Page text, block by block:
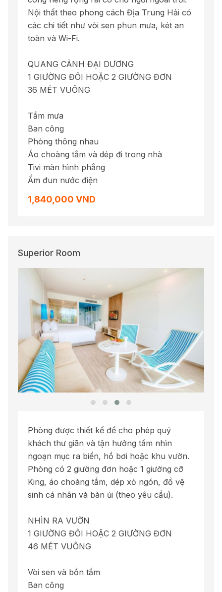
Nội thất theo phong cách Địa Trung Hải có
các chi tiết như vòi sen phun mưa, két an
toàn và Wi-Fi.
QUANG CẢNH ĐẠI DƯƠNG
1 GIƯỜNG ĐÔI HOẶC 2 GIƯỜNG ĐƠN
36 MÉT VUÔNG
Tắm mưa
Ban công
Phòng thông nhau
Áo choàng tắm và dép đi trong nhà
Tivi màn hình phẳng
Ấm đun nước điện
1,840,000 VND
Superior Room
Phòng được thiết kế để cho phép quý
khách thư giãn và tận hưởng tầm nhìn
ngoạn mục ra biển, hồ bơi hoặc khu vườn.
Phòng có 2 giường đơn hoặc 1 giường cỡ
King, áo choàng tắm, dép xỏ ngón, đồ vệ
sinh cá nhân và bàn ủi (theo yêu cầu).
NHÌN RA VƯỜN
1 GIƯỜNG ĐÔI HOẶC 2 GIƯỜNG ĐƠN
46 MÉT VUÔNG
Vòi sen và bồn tắm
Ban công